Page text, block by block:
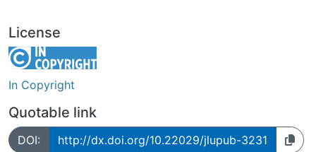
License
In Copyright
Quotable link
DOI: http://dx.doi.org/10.22029/jlupub-3231